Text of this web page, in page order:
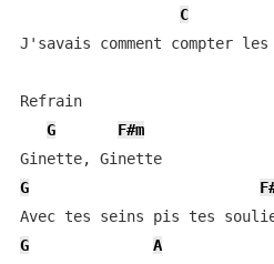
C
J'savais comment compter
Refrain
G
F#m
Ginette, Ginette
G
G
A